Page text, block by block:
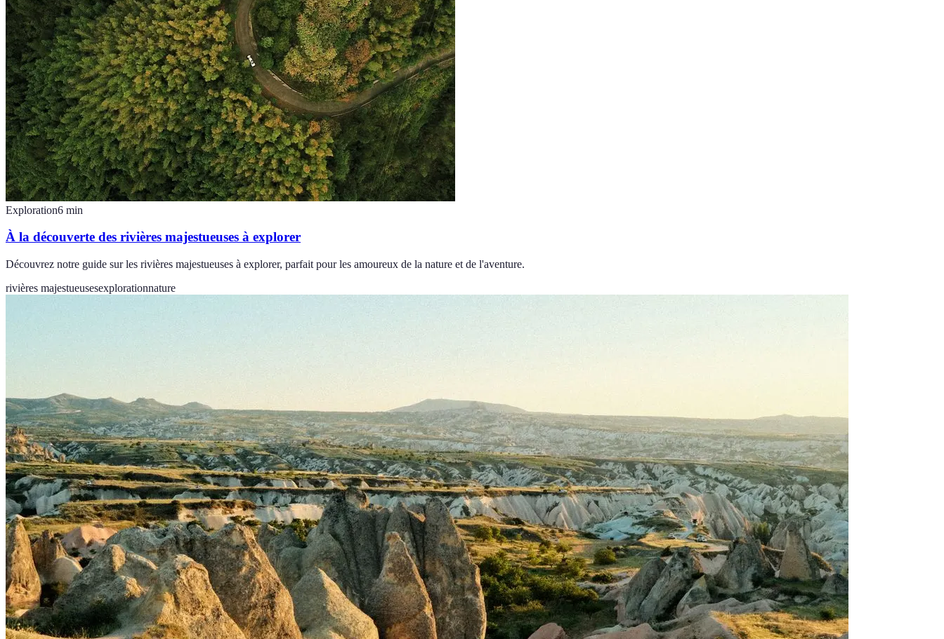
Exploration6 min
À la découverte des rivières majestueuses à explorer
Découvrez notre guide sur les rivières majestueuses à explorer, parfait pour les amoureux de la nature et de l'aventure.
rivières majestueusesexplorationnature